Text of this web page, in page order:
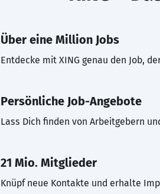
Über eine Million Jobs
Entdecke mit XING genau den Job,
Persönliche Job-Angebote
Lass Dich finden von Arbeitgebern
21 Mio. Mitglieder
Knüpf neue Kontakte und erhalte